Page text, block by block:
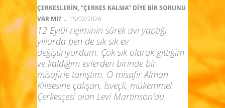
ÇERKESLERİN, “ÇERKES KALMA” DİYE BİR SORUNU
VAR MI? - 15/02/2026
12 Eylül rejiminin sürek avı yaptığı
yıllarda ben de sık sık ev
değiştiriyordum. Çok sık olarak gittiğim
ve kaldığım evlerden birinde bir
misafirle tanıştım. O misafir Alman
Kilisesine çalışan, İsveçli, mükemmel
Çerkesçesi olan Levi Martinson’du.